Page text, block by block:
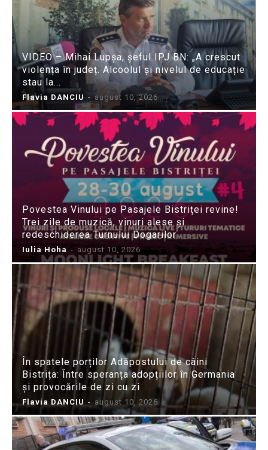
VIDEO – Mihai Lupșa, șeful IPJ BN: „A crescut
violența în județ. Alcoolul și nivelul de educație
stau la...
Flavia DANCIU - august 10, 2026
Povestea Vinului pe Pasajele Bistriței revine!
Trei zile de muzică, vinuri alese și
redeschiderea Turnului Dogarilor
Iulia Hoha - august 10, 2026
În spatele porților Adăpostului de câini
Bistrița: Între speranța adopțiilor în Germania
și provocările de zi cu zi
Flavia DANCIU - august 10, 2026